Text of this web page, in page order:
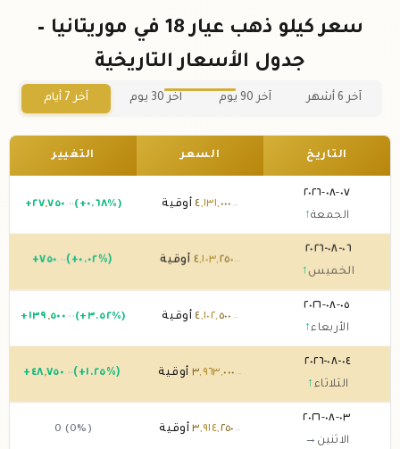
سعر كيلو ذهب عيار 18 في موريتانيا –
جدول الأسعار التاريخية
آخر 6 أشهر آخر 90 يوم آخر 30 يوم آخر 7 أيام
التاريخ السعر التغيير
٠٧-٠٨-٢٠٢٦
الجمعة↑
٤,١٣١,٠٠٠ .٠٠ أوقية +٢٧,٧٥٠ .٠٠ (+٠.٦٨%)
٠٦-٠٨-٢٠٢٦
الخميس ↑
٤,١٠٣,٢٥٠ أوقية +٧٥٠ .٠٠ (+٠.٠٢%)
٠٥-٠٨-٢٠٢٦
الأربعاء↑
٤,١٠٢,٥٠٠ .٠٠ أوقية + ١٣٩ ,٥٠٠ .٠٠ (+٣.٥٢%)
٠٤-٠٨-٢٠٢٦
الثلاثاء ↑
٣, ٩٦٣,٠٠٠ .٠٠ أوقية + ٤٨,٧٥٠ .٠٠ (+١.٢٥%)
٠٣-٠٨-٢٠٢٦
الاثنين →
٣,٩١٤,٢٥٠ .٠٠ أوقية 0 (0%)